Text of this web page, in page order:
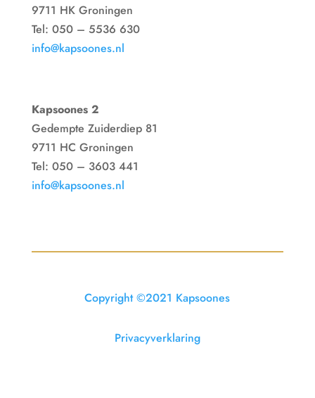
9711 HK Groningen
Tel: 050 – 5536 630
info@kapsoones.nl
Kapsoones 2
Gedempte Zuiderdiep 81
9711 HC Groningen
Tel: 050 – 3603 441
info@kapsoones.nl
Copyright ©2021 Kapsoones
Privacyverklaring